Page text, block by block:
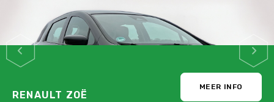
RENAULT ZOË
MEER INFO